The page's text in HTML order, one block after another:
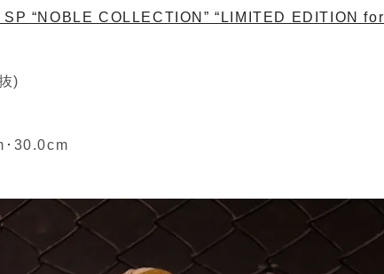
“NOBLE COLLECTION” “LIMITED EDITION for
)
･30.0cm